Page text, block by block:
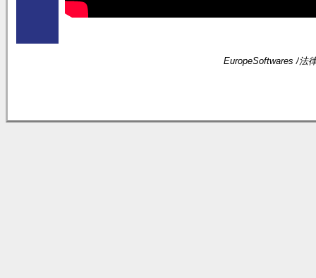
EuropeSoftwares /法